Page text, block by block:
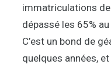
immatriculations
dépassé les 65%
C’est un bond de
quelques années,